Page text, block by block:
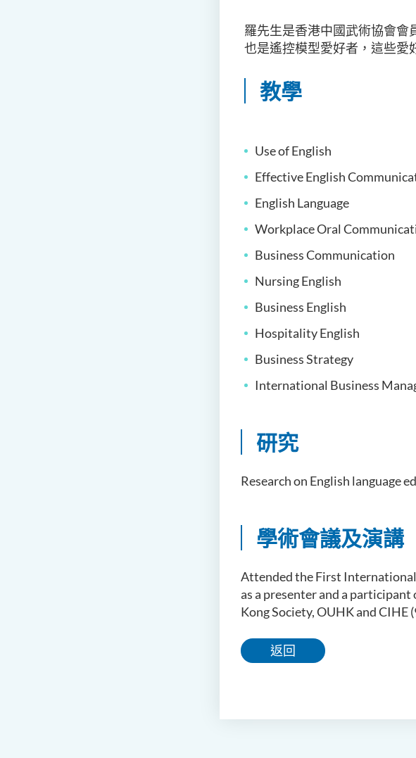
羅先生是香港中國武術協會會
也是遙控模型愛好者，這些愛
教學
Use of English
Effective English
English Language
Workplace Oral
Business Communication
Nursing English
Business English
Hospitality English
Business Strategy
International Business
研究
Research on English language
學術會議及演講
Attended the First International
as a presenter and a
Kong Society, OUHK and CIHE
返回